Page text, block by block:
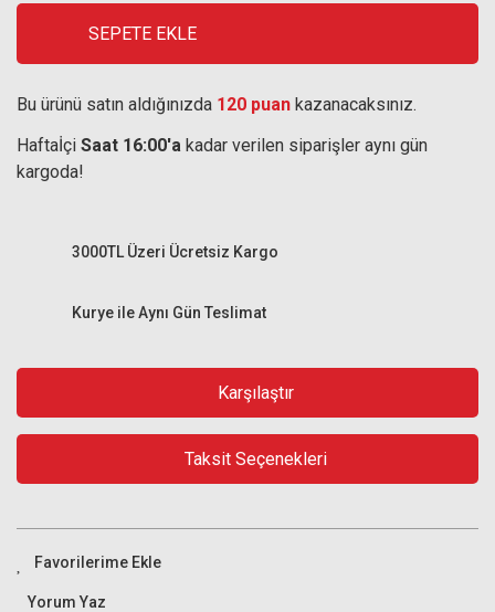
SEPETE EKLE
Bu ürünü satın aldığınızda 120 puan kazanacaksınız.
Haftaİçi Saat 16:00'a kadar verilen siparişler aynı gün
kargoda!
Kurye ile Aynı Gün Teslimat
3000TL Üzeri Ücretsiz Kargo
Karşılaştır
Taksit Seçenekleri
Yorum Yaz